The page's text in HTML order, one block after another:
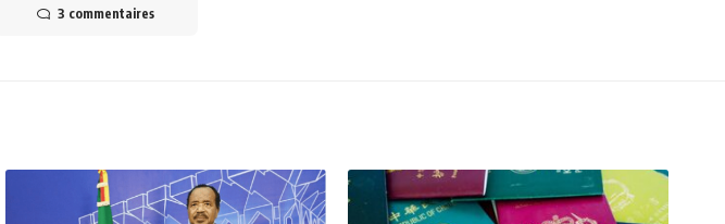
3 commentaires